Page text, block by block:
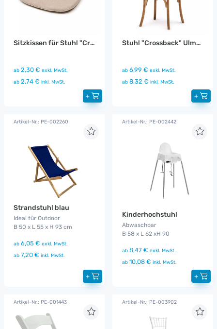
Sitzkissen für Stuhl "Crossback" Leinen beige
ab 2,30 € exkl. MwSt.
ab 2,74 € inkl. MwSt.
+
Stuhl "Crossback" Ulmenholz
ab 6,99 € exkl. MwSt.
ab 8,32 € inkl. MwSt.
+
Artikel-Nr.: PE-002260
Strandstuhl blau
Ideal für Outdoor
B 50 x L 55 x H 93 cm
ab 6,05 € exkl. MwSt.
ab 7,20 € inkl. MwSt.
+
Artikel-Nr.: PE-002442
Kinderhochstuhl
Abwaschbar
B 58 x L 62 xH 90
ab 8,47 € exkl. MwSt.
ab 10,08 € inkl. MwSt.
+
Artikel-Nr.: PE-001443 Artikel-Nr.: PE-003902